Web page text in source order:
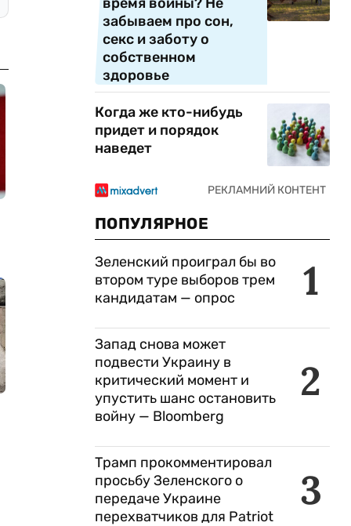
забываем про сон,
секс и заботу о
собственном
здоровье
Когда же кто-нибудь
придет и порядок
наведет
ПОПУЛЯРНОЕ
1
Зеленский проиграл бы во
втором туре выборов трем
кандидатам — опрос
2
Запад снова может
подвести Украину в
критический момент и
упустить шанс остановить
войну — Bloomberg
3
Трамп прокомментировал
просьбу Зеленского о
передаче Украине
перехватчиков для Patriot